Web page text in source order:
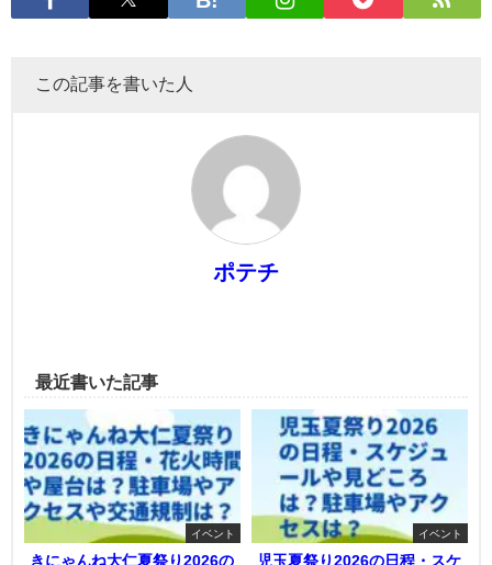
この記事を書いた人
ポテチ
最近書いた記事
イベント
きにゃんね大仁夏祭り2026の
イベント
児玉夏祭り2026の日程・スケ